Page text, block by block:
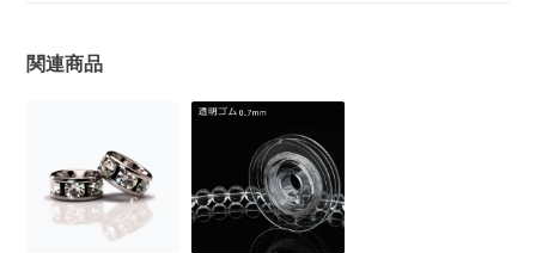
関連商品